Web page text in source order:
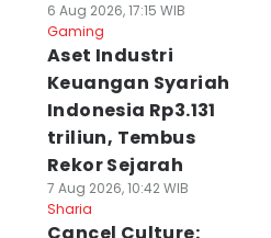
6 Aug 2026, 17:15 WIB
Gaming
Aset Industri
Keuangan Syariah
Indonesia Rp3.131
triliun, Tembus
Rekor Sejarah
7 Aug 2026, 10:42 WIB
Sharia